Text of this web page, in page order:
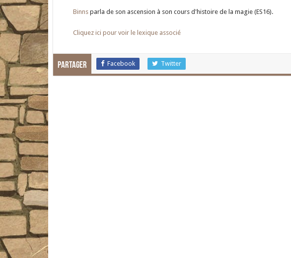
Binns parla de son ascension à son cours d'histoire de la magie (ES16).
Cliquez ici pour voir le lexique associé
Partager Facebook Twitter